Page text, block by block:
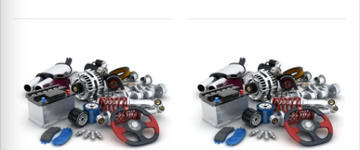
03L103063B 03L103265A